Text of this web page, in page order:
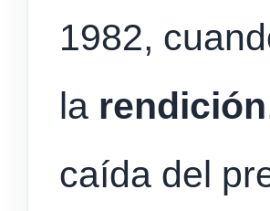
1982,
la rendición
caída del